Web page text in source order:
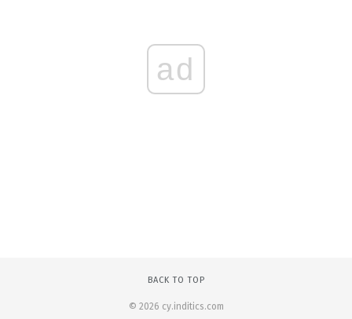
ad
BACK TO TOP
© 2026 cy.inditics.com